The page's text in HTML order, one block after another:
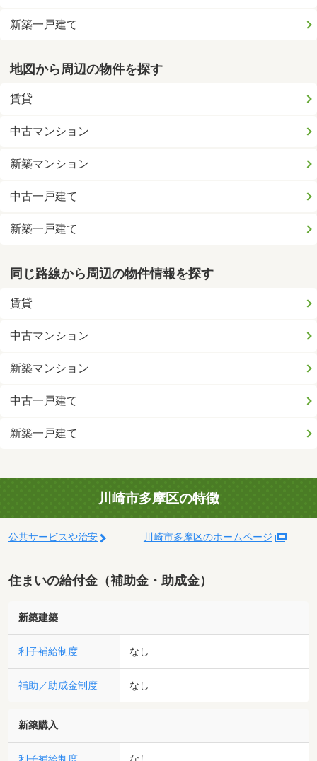
新築一戸建て
地図から周辺の物件を探す
賃貸
中古マンション
新築マンション
中古一戸建て
新築一戸建て
同じ路線から周辺の物件情報を探す
賃貸
中古マンション
新築マンション
中古一戸建て
新築一戸建て
川崎市多摩区の特徴
公共サービスや治安 川崎市多摩区のホームページ
住まいの給付金（補助金・助成金）
新築建築
利子補給制度 なし
補助／助成金制度 なし
新築購入
なし